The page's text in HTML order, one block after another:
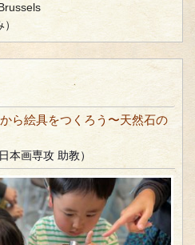
ら絵具をつくろう〜天然石の
画専攻 助教）